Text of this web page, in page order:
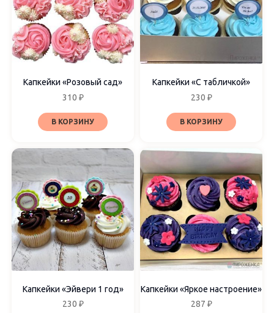
Капкейки «Розовый сад»
310 ₽
В КОРЗИНУ
Капкейки «С табличкой»
230 ₽
В КОРЗИНУ
Капкейки «Эйвери 1 год»
230 ₽
Капкейки «Яркое настроение»
287 ₽